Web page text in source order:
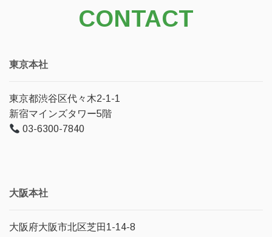
CONTACT
東京本社
東京都渋谷区代々木2-1-1
新宿マインズタワー5階
03-6300-7840
大阪本社
大阪府大阪市北区芝田1-14-8